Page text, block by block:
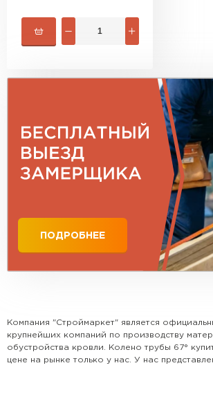
ПОДРОБНЕЕ
Компания "Строймаркет" является
крупнейших компаний по производству
обустройства кровли. Колено трубы 67°
цене на рынке только у нас. У нас
Профилированный
ПЕРЕЙТИ